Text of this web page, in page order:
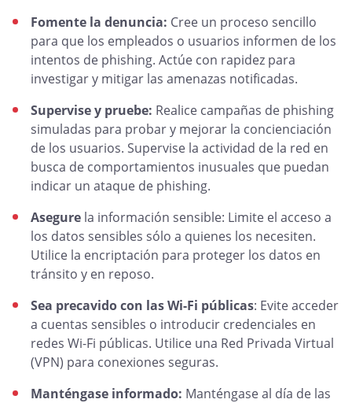
Fomente la denuncia: Cree un proceso sencillo
para que los empleados o usuarios informen de los
intentos de phishing. Actúe con rapidez para
investigar y mitigar las amenazas notificadas.
Supervise y pruebe: Realice campañas de phishing
simuladas para probar y mejorar la concienciación
de los usuarios. Supervise la actividad de la red en
busca de comportamientos inusuales que puedan
indicar un ataque de phishing.
Asegure la información sensible: Limite el acceso a
los datos sensibles sólo a quienes los necesiten.
Utilice la encriptación para proteger los datos en
tránsito y en reposo.
Sea precavido con las Wi-Fi públicas: Evite acceder
a cuentas sensibles o introducir credenciales en
redes Wi-Fi públicas. Utilice una Red Privada Virtual
(VPN) para conexiones seguras.
Manténgase informado: Manténgase al día de las